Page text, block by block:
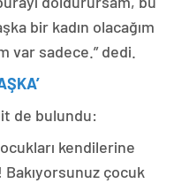
bir kadın olacağım
var sadece.” dedi.
de bulundu:
kendilerine
Bakıyorsunuz çocuk